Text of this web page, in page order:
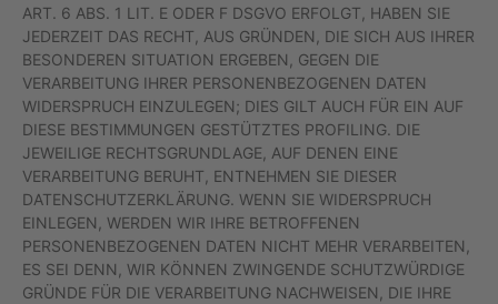
ART. 6 ABS. 1 LIT. E ODER F DSGVO ERFOLGT, HABEN SIE
JEDERZEIT DAS RECHT, AUS GRÜNDEN, DIE SICH AUS IHRER
BESONDEREN SITUATION ERGEBEN, GEGEN DIE
VERARBEITUNG IHRER PERSONENBEZOGENEN DATEN
WIDERSPRUCH EINZULEGEN; DIES GILT AUCH FÜR EIN AUF
DIESE BESTIMMUNGEN GESTÜTZTES PROFILING. DIE
JEWEILIGE RECHTSGRUNDLAGE, AUF DENEN EINE
VERARBEITUNG BERUHT, ENTNEHMEN SIE DIESER
DATENSCHUTZERKLÄRUNG. WENN SIE WIDERSPRUCH
EINLEGEN, WERDEN WIR IHRE BETROFFENEN
PERSONENBEZOGENEN DATEN NICHT MEHR VERARBEITEN,
ES SEI DENN, WIR KÖNNEN ZWINGENDE SCHUTZWÜRDIGE
GRÜNDE FÜR DIE VERARBEITUNG NACHWEISEN, DIE IHRE